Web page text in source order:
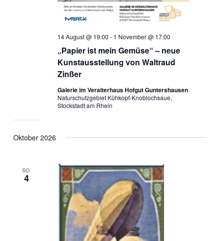
„Papier ist mein Gemüse“ – neue
Kunstausstellung von Waltraud
Zinßer
14 August @ 19:00 - 1 November @ 17:00
Galerie im Veralterhaus Hofgut Guntershausen
Naturschutzgebiet Kühkopf-Knoblochsaue,
Stockstadt am Rhein
Oktober 2026
SO.
4